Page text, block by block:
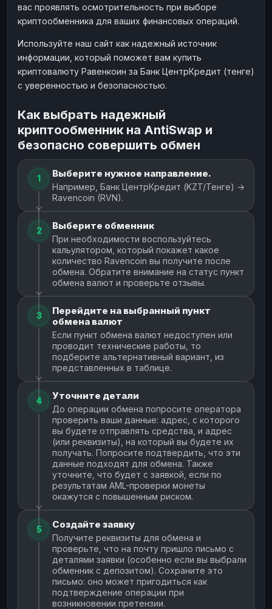
вас проявлять осмотрительность при выборе
криптообменника для ваших финансовых операций.
Используйте наш сайт как надежный источник
информации, который поможет вам купить
криптовалюту Равенкоин за Банк ЦентрКредит (тенге)
с уверенностью и безопасностью.
Как выбрать надежный
криптообменник на AntiSwap и
безопасно совершить обмен
1 Выберите нужное направление.
Например, Банк ЦентрКредит (KZT/Тенге) →
Ravencoin (RVN).
2 Выберите обменник
При необходимости воспользуйтесь
кальулятором, который покажет какое
количество Ravencoin вы получите после
обмена. Обратите внимание на статус пункт
обмена валют и проверьте отзывы.
3
Перейдите на выбранный пункт
обмена валют
Если пункт обмена валют недоступен или
проводит технические работы, то
подберите альтернативный вариант, из
представленных в таблице.
4 Уточните детали
До операции обмена попросите оператора
проверить ваши данные: адрес, с которого
вы будете отправлять средства, и адрес
(или реквизиты), на который вы будете их
получать. Попросите подтвердить, что эти
данные подходят для обмена. Также
уточните, что будет с заявкой, если по
результатам AML-проверки монеты
окажутся с повышенным риском.
5 Создайте заявку
Получите реквизиты для обмена и
проверьте, что на почту пришло письмо с
деталями заявки (особенно если вы выбрали
обменник с депозитом). Сохраните это
письмо: оно может пригодиться как
подтверждение операции при
возникновении претензии.